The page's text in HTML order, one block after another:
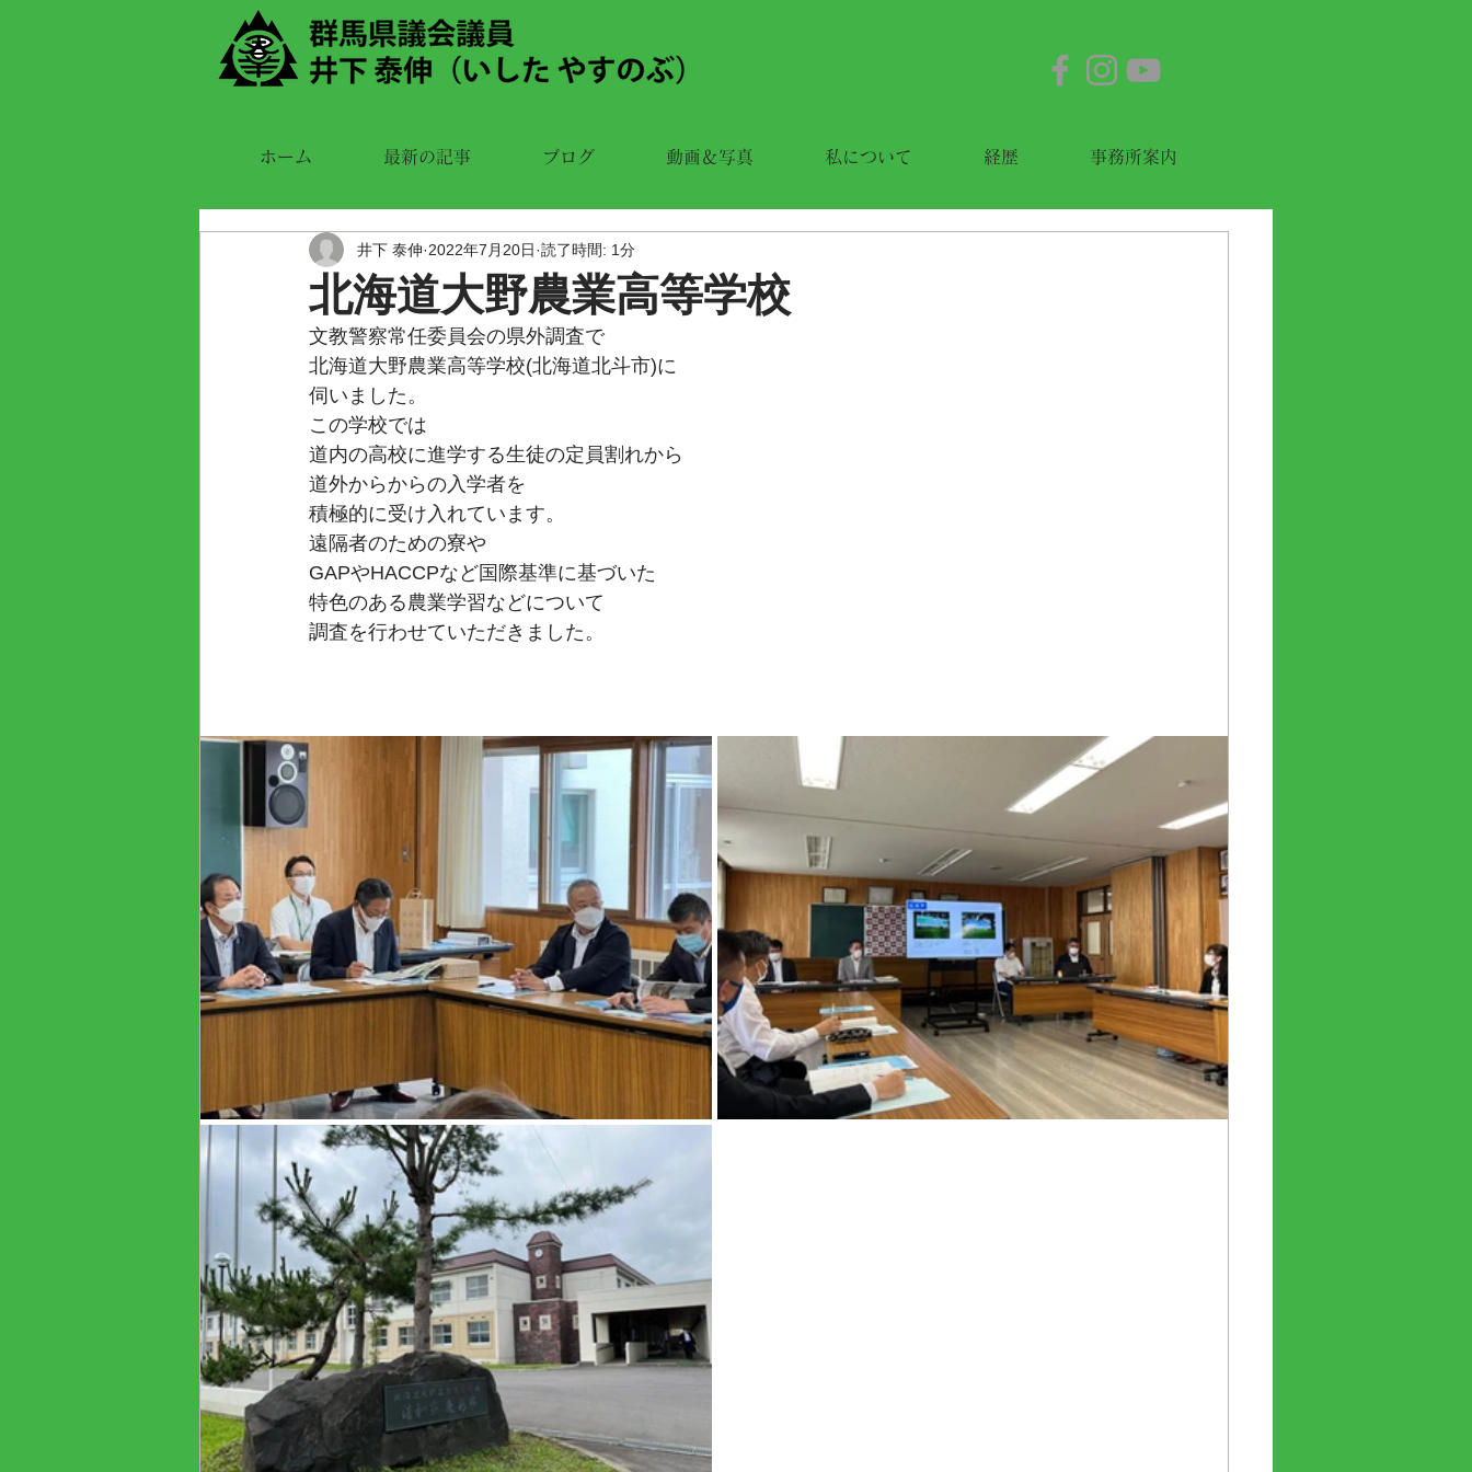
ホーム 最新の記事 ブログ 動画＆写真 私について 経歴 事務所案内
北海道大野農業高等学校
井下 泰伸 2022年7月20日 読了時間: 1分
文教警察常任委員会の県外調査で
北海道大野農業高等学校(北海道北斗市)に
伺いました。
この学校では
道内の高校に進学する生徒の定員割れから
道外からからの入学者を
積極的に受け入れています。
遠隔者のための寮や
GAPやHACCPなど国際基準に基づいた
特色のある農業学習などについて
調査を行わせていただきました。